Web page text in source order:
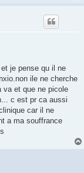
je pense qu il ne
ile ne cherche
va et que ne picole
c est pr ca aussi
car il ne
a ma souffrance